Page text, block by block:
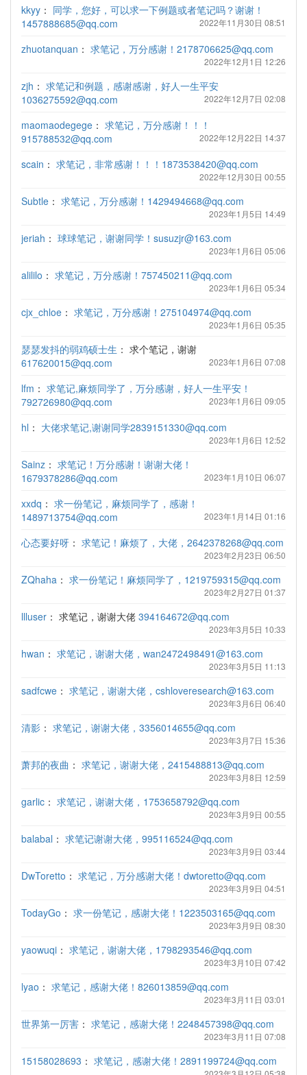
kkyy ： 同学，您好，可以求一下例题或者笔记吗？谢谢！
1457888685@qq.com
2022年11月30日 08:51
zhuotanquan ： 求笔记，万分感谢！2178706625@qq.com
2022年12月1日 12:26
zjh ： 求笔记和例题，感谢感谢，好人一生平安
1036275592@qq.com
2022年12月7日 02:08
maomaodegege ： 求笔记，万分感谢！！！
915788532@qq.com
2022年12月22日 14:37
scain ： 求笔记，非常感谢！！！1873538420@qq.com
2022年12月30日 00:55
Subtle ： 求笔记，万分感谢！1429494668@qq.com
2023年1月5日 14:49
jeriah ： 球球笔记，谢谢同学！susuzjr@163.com
2023年1月6日 05:06
alililo ： 求笔记，万分感谢！757450211@qq.com
2023年1月6日 05:34
cjx_chloe ： 求笔记，万分感谢！275104974@qq.com
2023年1月6日 05:35
瑟瑟发抖的弱鸡硕士生 ： 求个笔记，谢谢
617620015@qq.com
2023年1月6日 07:08
lfm ： 求笔记,麻烦同学了，万分感谢，好人一生平安！
792726980@qq.com
2023年1月6日 09:05
hl ： 大佬求笔记,谢谢同学2839151330@qq.com
2023年1月6日 12:52
Sainz ： 求笔记！万分感谢！谢谢大佬！
1679378286@qq.com
2023年1月10日 06:07
xxdq ： 求一份笔记，麻烦同学了，感谢！
1489713754@qq.com
2023年1月14日 01:16
心态要好呀 ： 求笔记！麻烦了，大佬，2642378268@qq.com
2023年2月23日 06:50
ZQhaha ： 求一份笔记！麻烦同学了，1219759315@qq.com
2023年2月27日 01:37
llluser ： 求笔记，谢谢大佬 394164672@qq.com
2023年3月5日 10:33
hwan ： 求笔记，谢谢大佬，wan2472498491@163.com
2023年3月5日 11:13
sadfcwe ： 求笔记，谢谢大佬，cshloveresearch@163.com
2023年3月6日 06:40
清影 ： 求笔记，谢谢大佬，3356014655@qq.com
2023年3月7日 15:36
萧邦的夜曲 ： 求笔记，谢谢大佬，2415488813@qq.com
2023年3月8日 12:59
garlic ： 求笔记，谢谢大佬，1753658792@qq.com
2023年3月9日 00:55
balabal ： 求笔记谢谢大佬，995116524@qq.com
2023年3月9日 03:44
DwToretto ： 求笔记，万分感谢大佬！dwtoretto@qq.com
2023年3月9日 04:51
TodayGo ： 求一份笔记，感谢大佬！1223503165@qq.com
2023年3月9日 08:30
yaowuqi ： 求笔记，谢谢大佬，1798293546@qq.com
2023年3月10日 07:42
lyao ： 求笔记，感谢大佬！826013859@qq.com
2023年3月11日 03:01
世界第一厉害 ： 求笔记，感谢大佬！2248457398@qq.com
2023年3月11日 07:08
15158028693 ： 求笔记，感谢大佬！2891199724@qq.com